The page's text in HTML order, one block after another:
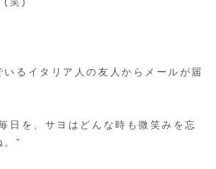
いるイタリア人の友人からメールが届
日を、サヨはどんな時も微笑みを忘
。”